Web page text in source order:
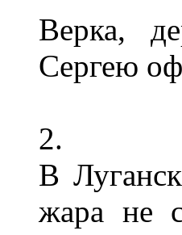
Верка,
Сергею
2.
В
жара не